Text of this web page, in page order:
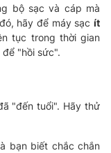
bộ sạc và cáp mà
hãy để máy sạc ít
tục trong thời gian
"hồi sức".
"đến tuổi". Hãy thử
bạn biết chắc chắn